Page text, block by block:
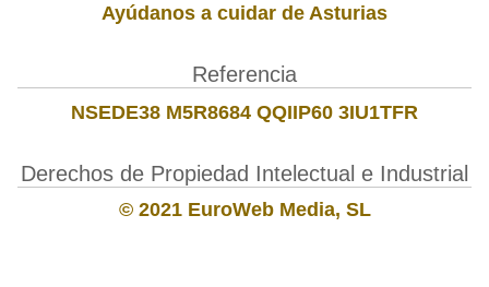
Ayúdanos a cuidar de Asturias
Referencia
NSEDE38 M5R8684 QQIIP60 3IU1TFR
Derechos de Propiedad Intelectual e Industrial
© 2021 EuroWeb Media, SL